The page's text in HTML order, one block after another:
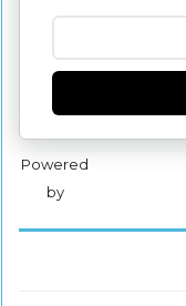
Powered
by